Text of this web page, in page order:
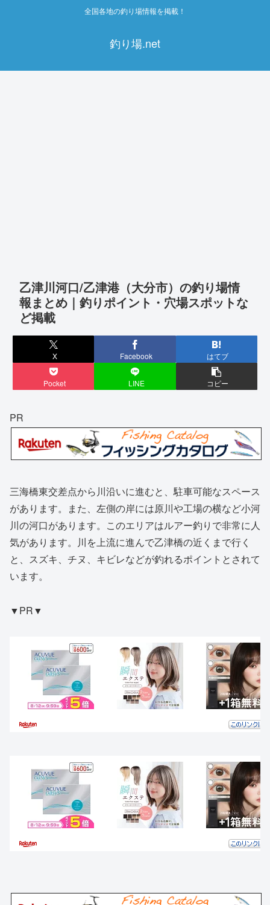
全国各地の釣り場情報を掲載！
釣り場.net
乙津川河口/乙津港（大分市）の釣り場情
報まとめ｜釣りポイント・穴場スポットな
ど掲載
X Facebook はてブ
Pocket LINE コピー
PR
三海橋東交差点から川沿いに進むと、駐車可能なスペース
があります。また、左側の岸には原川や工場の横など小河
川の河口があります。このエリアはルアー釣りで非常に人
気があります。川を上流に進んで乙津橋の近くまで行く
と、スズキ、チヌ、キビレなどが釣れるポイントとされて
います。
▼PR▼